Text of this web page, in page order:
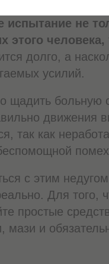
испытание не
этого человека,
долго, а
усилий.
щадить больную
движения
так как
с этим
Для того,
простые
мази и